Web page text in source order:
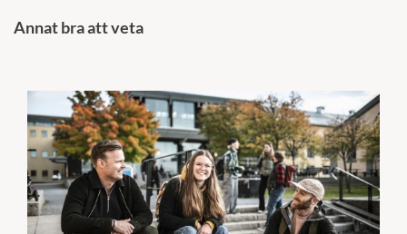
Annat bra att veta